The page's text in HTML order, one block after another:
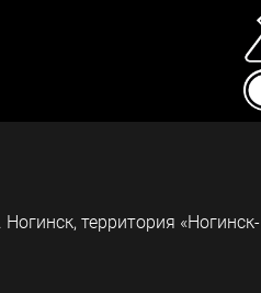
Ногинск, территория «Ногинск-